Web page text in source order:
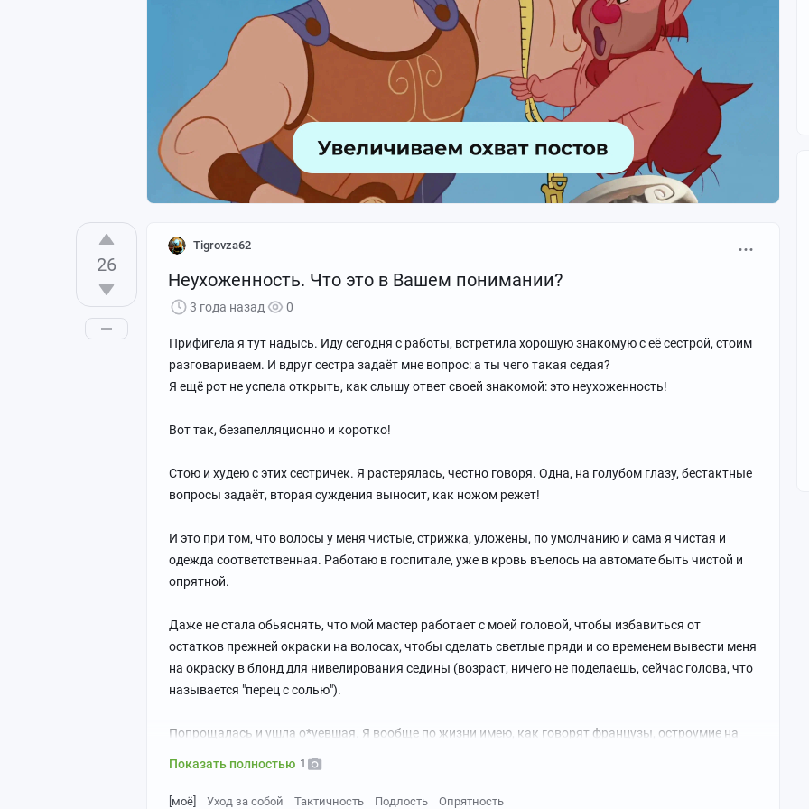
Александр справа. Отмечаем сдачу маленького заказа, шашлыки и всё такое (на следующее утро
он успеет только дойти до туалета).
Слева его сын.
Я с фонариком(эта рваная ветровка с дырявыми карманами, краске и местами прожжëная,
прослужит мне ещё 8 дней, до завершения работы на данном объекте).
26
Tigrovza62
Неухоженность. Что это в Вашем понимании?
3 года назад 0
Прифигела я тут надысь. Иду сегодня с работы, встретила хорошую знакомую с её сестрой, стоим
разговариваем. И вдруг сестра задаёт мне вопрос: а ты чего такая седая?
Я ещё рот не успела открыть, как слышу ответ своей знакомой: это неухоженность!
Вот так, безапелляционно и коротко!
Стою и худею с этих сестричек. Я растерялась, честно говоря. Одна, на голубом глазу, бестактные
вопросы задаёт, вторая суждения выносит, как ножом режет!
И это при том, что волосы у меня чистые, стрижка, уложены, по умолчанию и сама я чистая и
одежда соответственная. Работаю в госпитале, уже в кровь въелось на автомате быть чистой и
опрятной.
Даже не стала обьяснять, что мой мастер работает с моей головой, чтобы избавиться от
остатков прежней окраски на волосах, чтобы сделать светлые пряди и со временем вывести меня
на окраску в блонд для нивелирования седины (возраст, ничего не поделаешь, сейчас голова, что
называется "перец с солью").
Попрощалась и ушла о*уевшая. Я вообще по жизни имею, как говорят французы, остроумие на
лестнице - когда идёшь после чего-то и придумываешь ответ, уже подходя к дому.
Но, честно говоря, мне неприятно сейчас из-за того, что эта приятельница общается со мной
Показать полностью 1
[моё] Уход за собой Тактичность Подлость Опрятность